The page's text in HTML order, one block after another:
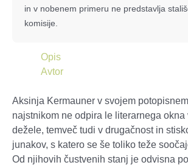
in v nobenem primeru ne predstavlja
komisije.
Opis
Avtor
Aksinja Kermauner v svojem
najstnikom ne odpira le literarnega okna
dežele, temveč tudi v drugačnost in
junakov, s katero se še toliko teže
Od njihovih čustvenih stanj je odvisna